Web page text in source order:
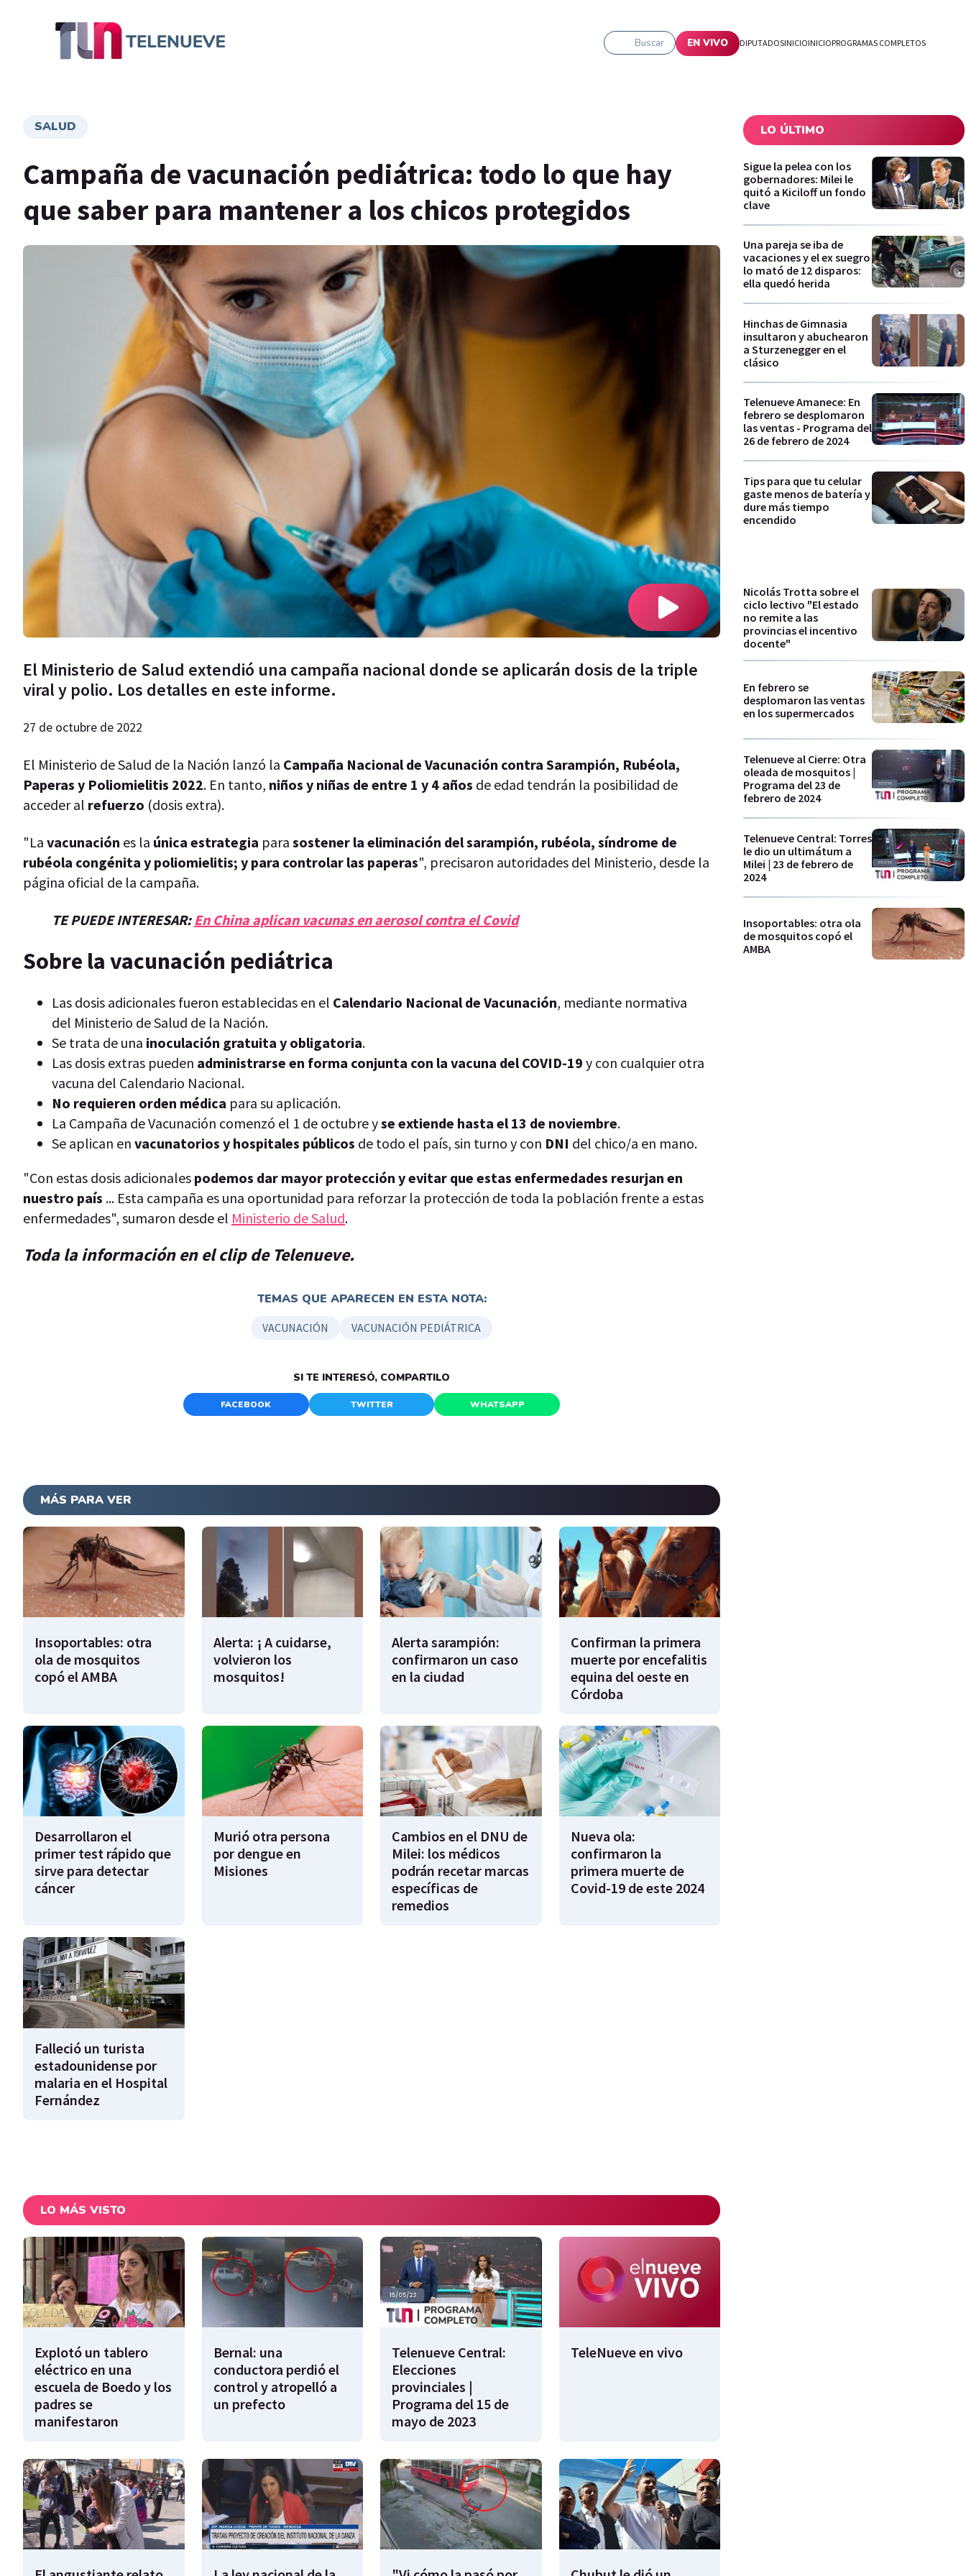
Buscar EN VIVO DIPUTADOSINICIOINICIOPROGRAMAS COMPLETOS
SALUD
Campaña de vacunación pediátrica: todo lo que hay
que saber para mantener a los chicos protegidos
El Ministerio de Salud extendió una campaña nacional donde se aplicarán dosis de la triple
viral y polio. Los detalles en este informe.
27 de octubre de 2022
El Ministerio de Salud de la Nación lanzó la Campaña Nacional de Vacunación contra Sarampión, Rubéola,
Paperas y Poliomielitis 2022. En tanto, niños y niñas de entre 1 y 4 años de edad tendrán la posibilidad de
acceder al refuerzo (dosis extra).
"La vacunación es la única estrategia para sostener la eliminación del sarampión, rubéola, síndrome de
rubéola congénita y poliomielitis; y para controlar las paperas", precisaron autoridades del Ministerio, desde la
página oficial de la campaña.
TE PUEDE INTERESAR: En China aplican vacunas en aerosol contra el Covid
Sobre la vacunación pediátrica
Las dosis adicionales fueron establecidas en el Calendario Nacional de Vacunación, mediante normativa
del Ministerio de Salud de la Nación.
Se trata de una inoculación gratuita y obligatoria.
Las dosis extras pueden administrarse en forma conjunta con la vacuna del COVID-19 y con cualquier otra
vacuna del Calendario Nacional.
No requieren orden médica para su aplicación.
La Campaña de Vacunación comenzó el 1 de octubre yse extiende hasta el 13 de noviembre.
Se aplican en vacunatorios y hospitales públicos de todo el país, sin turno y con DNI del chico/a en mano.
"Con estas dosis adicionales podemos dar mayor protección y evitar que estas enfermedades resurjan en
nuestro país ... Esta campaña es una oportunidad para reforzar la protección de toda la población frente a estas
enfermedades", sumaron desde el Ministerio de Salud.
Toda la información en el clip de Telenueve.
TEMAS QUE APARECEN EN ESTA NOTA:
VACUNACIÓN VACUNACIÓN PEDIÁTRICA
SI TE INTERESÓ, COMPARTILO
FACEBOOK TWITTER WHATSAPP
MÁS PARA VER
Insoportables: otra
ola de mosquitos
copó el AMBA
Alerta: ¡ A cuidarse,
volvieron los
mosquitos!
Alerta sarampión:
confirmaron un caso
en la ciudad
Confirman la primera
muerte por encefalitis
equina del oeste en
Córdoba
Desarrollaron el
primer test rápido que
sirve para detectar
cáncer
Murió otra persona
por dengue en
Misiones
Cambios en el DNU de
Milei: los médicos
podrán recetar marcas
específicas de
remedios
Nueva ola:
confirmaron la
primera muerte de
Covid-19 de este 2024
Falleció un turista
estadounidense por
malaria en el Hospital
Fernández
LO MÁS VISTO
Explotó un tablero
eléctrico en una
escuela de Boedo y los
padres se
manifestaron
Bernal: una
conductora perdió el
control y atropelló a
un prefecto
Telenueve Central:
Elecciones
provinciales |
Programa del 15 de
mayo de 2023
TeleNueve en vivo
LO ÚLTIMO
Sigue la pelea con los
gobernadores: Milei le
quitó a Kiciloff un fondo
clave
Una pareja se iba de
vacaciones y el ex suegro
lo mató de 12 disparos:
ella quedó herida
Hinchas de Gimnasia
insultaron y abuchearon
a Sturzenegger en el
clásico
Telenueve Amanece: En
febrero se desplomaron
las ventas - Programa del
26 de febrero de 2024
Tips para que tu celular
gaste menos de batería y
dure más tiempo
encendido
Nicolás Trotta sobre el
ciclo lectivo "El estado
no remite a las
provincias el incentivo
docente"
En febrero se
desplomaron las ventas
en los supermercados
Telenueve al Cierre: Otra
oleada de mosquitos |
Programa del 23 de
febrero de 2024
Telenueve Central: Torres
le dio un ultimátum a
Milei | 23 de febrero de
2024
Insoportables: otra ola
de mosquitos copó el
AMBA